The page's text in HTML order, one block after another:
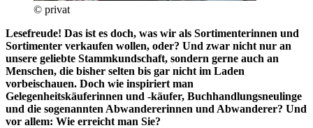
© privat
Lesefreude! Das ist es doch, was wir als Sortimenterinnen und
Sortimenter verkaufen wollen, oder? Und zwar nicht nur an
unsere geliebte Stammkundschaft, sondern gerne auch an
Menschen, die bisher selten bis gar nicht im Laden
vorbeischauen. Doch wie inspiriert man
Gelegenheitskäuferinnen und -käufer, Buchhandlungsneulinge
und die sogenannten Abwandererinnen und Abwanderer? Und
vor allem: Wie erreicht man Sie?